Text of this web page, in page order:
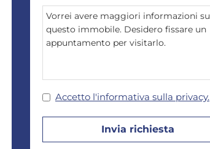
Accetto l'informativa sulla privacy.